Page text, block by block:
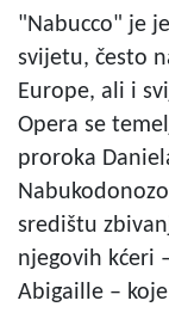
"Nabucco" je
svijetu, često
Europe, ali i
Opera se
proroka
središtu
njegovih kćeri
Abigaille –